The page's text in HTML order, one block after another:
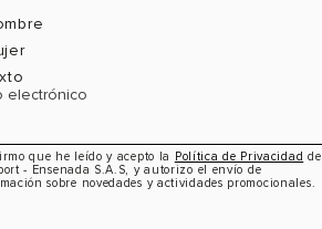
electrónico
que he leído y acepto la Política de Privacidad de
- Ensenada S.A.S, y autorizo el envío de
sobre novedades y actividades promocionales.